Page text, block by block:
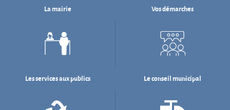
Les services aux publics Le conseil municipal
Déchets : tri & ré-emploi Eau & assainissement